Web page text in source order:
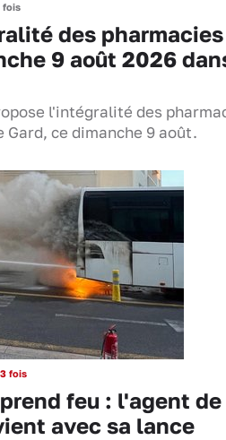
fois
des
9 août 2026
l'intégralité des
Gard, ce dimanche 9 août.
fois
feu : l'agent de
avec sa lance